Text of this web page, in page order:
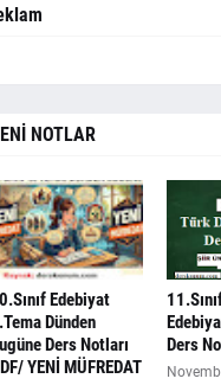
NOTLAR
Edebiyat
Dünden
Ders Notları
YENİ MÜFREDAT
Ders